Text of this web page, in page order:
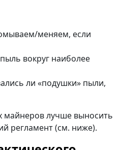
меняем, если
вокруг наиболее
ли «подушки» пыли,
майнеров лучше выносить
регламент (см. ниже).